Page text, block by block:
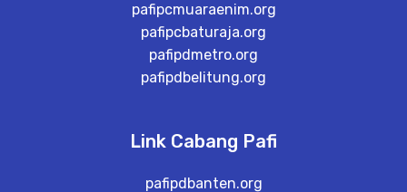
pafipcmuaraenim.org
pafipcbaturaja.org
pafipdmetro.org
pafipdbelitung.org
Link Cabang Pafi
pafipdbanten.org